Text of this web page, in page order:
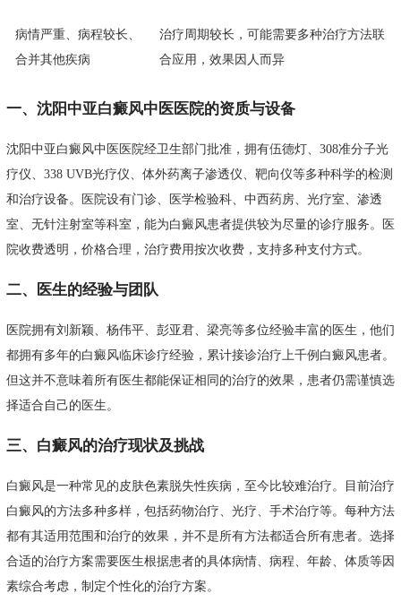
病情严重、病程较长、
合并其他疾病
治疗周期较长，可能需要多种治疗方法联
合应用，效果因人而异
一、沈阳中亚白癜风中医医院的资质与设备
沈阳中亚白癜风中医医院经卫生部门批准，拥有伍德灯、308准分子光
疗仪、338 UVB光疗仪、体外药离子渗透仪、靶向仪等多种科学的检测
和治疗设备。医院设有门诊、医学检验科、中西药房、光疗室、渗透
室、无针注射室等科室，能为白癜风患者提供较为尽量的诊疗服务。医
院收费透明，价格合理，治疗费用按次收费，支持多种支付方式。
二、医生的经验与团队
医院拥有刘新颖、杨伟平、彭亚君、梁亮等多位经验丰富的医生，他们
都拥有多年的白癜风临床诊疗经验，累计接诊治疗上千例白癜风患者。
但这并不意味着所有医生都能保证相同的治疗的效果，患者仍需谨慎选
择适合自己的医生。
三、白癜风的治疗现状及挑战
白癜风是一种常见的皮肤色素脱失性疾病，至今比较难治疗。目前治疗
白癜风的方法多种多样，包括药物治疗、光疗、手术治疗等。每种方法
都有其适用范围和治疗的效果，并不是所有方法都适合所有患者。选择
合适的治疗方案需要医生根据患者的具体病情、病程、年龄、体质等因
素综合考虑，制定个性化的治疗方案。